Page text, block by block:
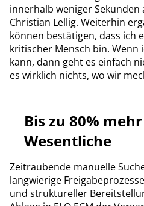
innerhalb weniger
Christian Lellig. Weiterhin
können bestätigen, dass ich
kritischer Mensch bin. Wenn
kann, dann geht es einfach
es wirklich nichts, wo wir
Bis zu 80%
Wesentliche
Zeitraubende manuelle
langwierige
und struktureller